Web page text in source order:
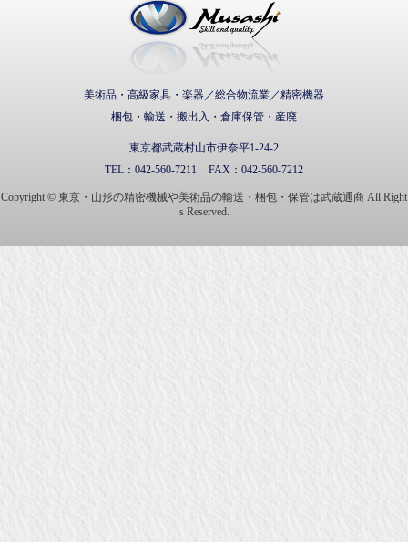
美術品・高級家具・楽器／総合物流業／精密機器
梱包・輸送・搬出入・倉庫保管・産廃
東京都武蔵村山市伊奈平1-24-2
TEL： 042-560-7211 FAX： 042-560-7212
Copyright © 東京・山形の精密機械や美術品の輸送・梱包・保管は武蔵通商 All Right
s Reserved.